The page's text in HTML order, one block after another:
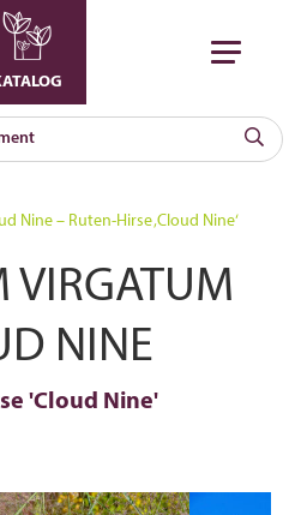
Nine – Ruten-Hirse ‚Cloud Nine‘
VIRGATUM
NINE
'Cloud Nine'